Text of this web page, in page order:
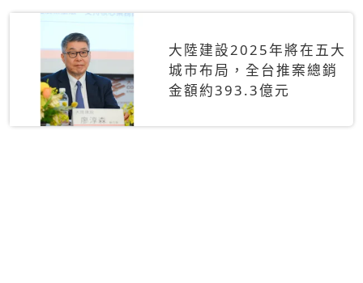
大陸建設2025年將在五大
城市布局，全台推案總銷
金額約393.3億元